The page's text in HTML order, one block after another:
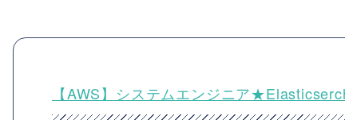
【AWS】システムエンジニア